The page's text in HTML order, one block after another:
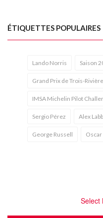
ÉTIQUETTES POPULAIRES
Lando Norris Saison
Grand Prix de Trois-
IMSA Michelin Pilot
Sergio Pérez Alex
George Russell
Select